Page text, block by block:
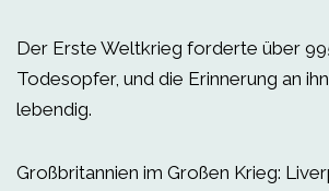
Der Erste Weltkrieg forderte über
Todesopfer, und die Erinnerung an
lebendig.
Großbritannien im Großen Krieg: